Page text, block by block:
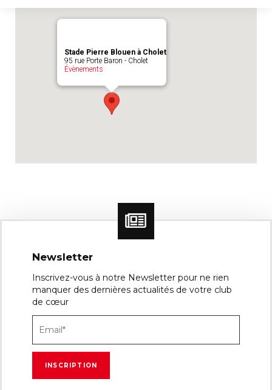
Stade Pierre Blouen à Cholet
95 rue Porte Baron - Cholet
Évènements
Newsletter
Inscrivez-vous à notre Newsletter pour ne rien
manquer des dernières actualités de votre club
de cœur